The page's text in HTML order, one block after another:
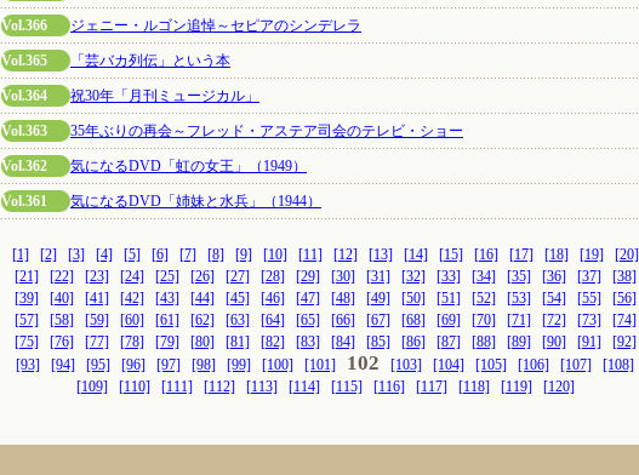
Vol.366 ジェニー・ルゴン追悼～セピアのシンデレラ
Vol.365 「芸バカ列伝」という本
Vol.364 祝30年「月刊ミュージカル」
Vol.363 35年ぶりの再会～フレッド・アステア司会のテレビ・ショー
Vol.362 気になるDVD「虹の女王」（1949）
Vol.361 気になるDVD「姉妹と水兵」（1944）
[1] [2] [3] [4] [5] [6] [7] [8] [9] [10] [11] [12] [13] [14] [15] [16] [17] [18] [19]
[20]
[21]
[22] [23] [24] [25] [26] [27] [28] [29] [30] [31] [32] [33] [34] [35] [36] [37]
[38]
[39]
[40] [41] [42] [43] [44] [45] [46] [47] [48] [49] [50] [51] [52] [53] [54] [55]
[56]
[57]
[58] [59] [60] [61] [62] [63] [64] [65] [66] [67] [68] [69] [70] [71] [72] [73]
[74]
[75]
[76] [77] [78] [79] [80] [81] [82] [83] [84] [85] [86] [87] [88] [89] [90] [91]
[92]
[93]
[94] [95] [96] [97] [98] [99] [100] [101] 102 [103] [104] [105] [106] [107]
[108]
[109]
[110] [111] [112] [113] [114] [115] [116] [117] [118] [119] [120]